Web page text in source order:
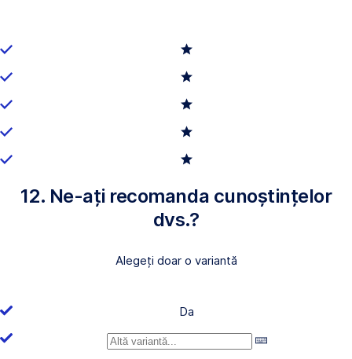
12. Ne-ați recomanda cunoștințelor
dvs.?
Alegeți doar o variantă
Da